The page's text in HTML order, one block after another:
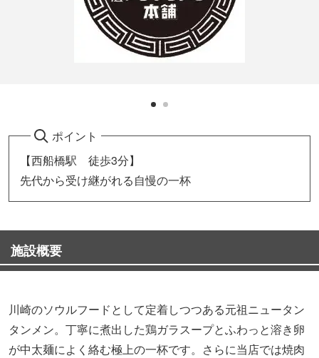
ポイント
【西船橋駅 徒歩3分】
先代から受け継がれる自慢の一杯
施設概要
川崎のソウルフードとして定着しつつある元祖ニュータン
タンメン。丁寧に煮出した鶏ガラスープとふわっと溶き卵
が中太麺によく絡む極上の一杯です。さらに当店では焼肉